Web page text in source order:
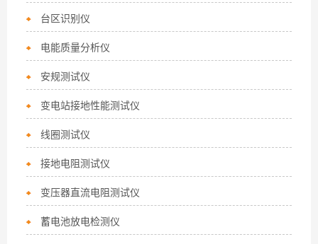
台区识别仪
电能质量分析仪
安规测试仪
变电站接地性能测试仪
线圈测试仪
接地电阻测试仪
变压器直流电阻测试仪
蓄电池放电检测仪